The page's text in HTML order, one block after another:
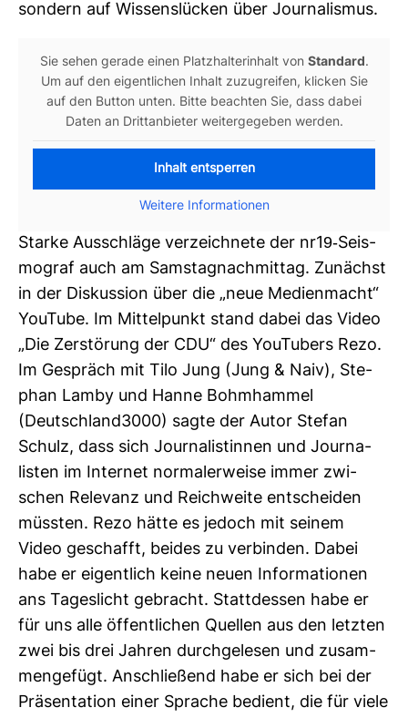
son­dern auf Wis­sens­lü­cken über Jour­na­lismus.
Sie sehen gerade einen Platz­hal­ter­in­halt von Stan­dard .
Um auf den eigent­li­chen Inhalt zuzu­greifen, kli­cken Sie
auf den Button unten. Bitte beachten Sie, dass dabei
Daten an Dritt­an­bieter wei­ter­ge­geben werden.
Inhalt entsperren
Wei­tere Infor­ma­tionen
Starke Aus­schläge ver­zeich­nete der nr19-​Seis­
mo­graf auch am Sams­tag­nach­mittag. Zunächst
in der Dis­kus­sion über die „neue Medi­en­macht“
You­Tube. Im Mit­tel­punkt stand dabei das Video
„Die Zer­stö­rung der CDU“ des You­Tubers Rezo.
Im Gespräch mit Tilo Jung (Jung & Naiv), Ste­
phan Lamby und Hanne Bohm­hammel
(Deutsch­land3000) sagte der Autor Stefan
Schulz, dass sich Jour­na­lis­tinnen und Jour­na­
listen im Internet nor­ma­ler­weise immer zwi­
schen Rele­vanz und Reich­weite ent­scheiden
müssten. Rezo hätte es jedoch mit seinem
Video geschafft, beides zu ver­binden. Dabei
habe er eigent­lich keine neuen Infor­ma­tionen
ans Tages­licht gebracht. Statt­dessen habe er
für uns alle öffent­li­chen Quellen aus den letzten
zwei bis drei Jahren durch­ge­lesen und zusam­
men­ge­fügt. Anschlie­ßend habe er sich bei der
Prä­sen­ta­tion einer Sprache bedient, die für viele